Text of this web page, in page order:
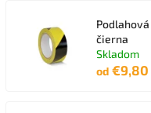
čierna
Skladom
od €9,80